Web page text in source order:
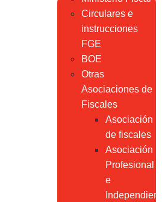
Circulares e
instrucciones
FGE
BOE
Otras
Asociaciones de
Fiscales
Asociación
de fiscales
Asociación
Profesional
e